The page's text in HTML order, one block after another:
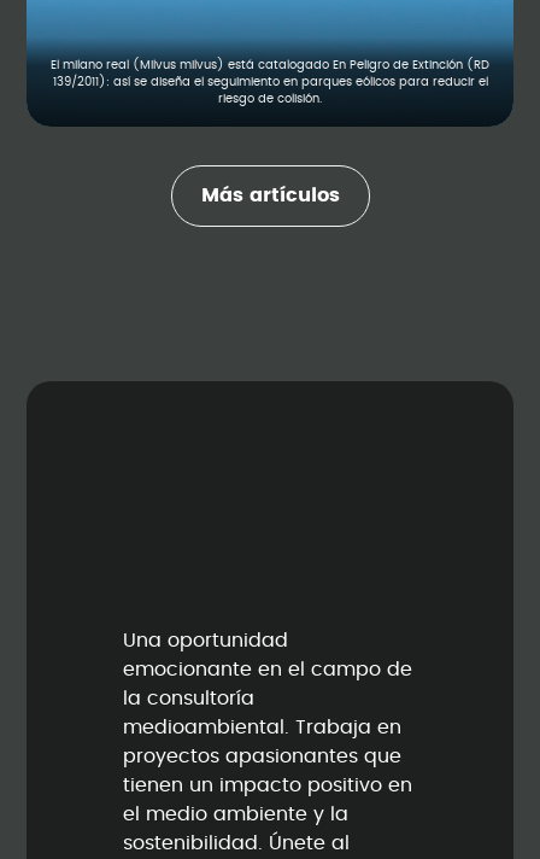
El milano real (Milvus milvus) está catalogado En Peligro de Extinción (RD
139/2011): así se diseña el seguimiento en parques eólicos para reducir el
riesgo de colisión.
Más artículos
Una oportunidad
emocionante en el campo de
la consultoría
medioambiental. Trabaja en
proyectos apasionantes que
tienen un impacto positivo en
el medio ambiente y la
sostenibilidad. Únete al